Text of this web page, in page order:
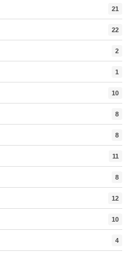
21
22
2
1
10
8
8
11
8
12
10
4